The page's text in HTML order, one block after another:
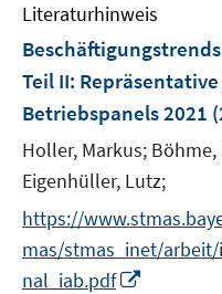
F
n
s
t
ö
f
Literaturhinweis
Teil II:
Betriebspanels 2021
Holler, Markus; Böhme,
Eigenhüller, Lutz;
https://
mas/stmas_inet/
nal_iab.pdf